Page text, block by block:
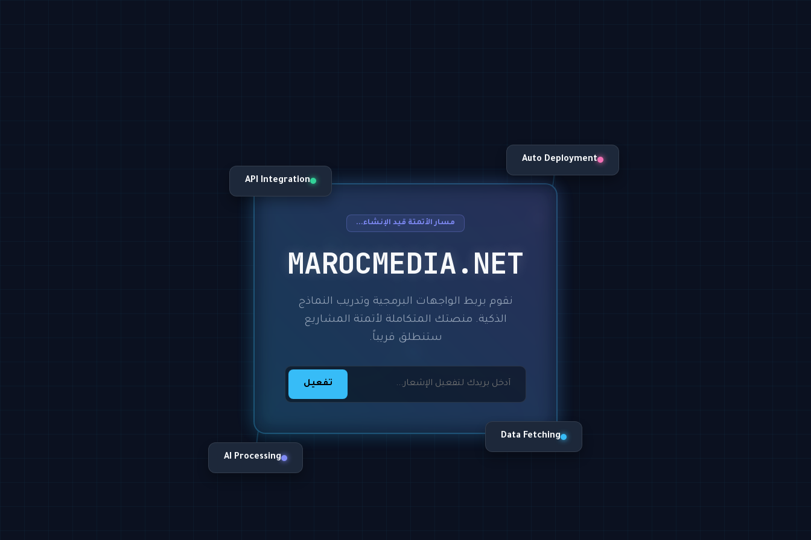
مسار الأتمتة قيد الإنشاء...
MAROCMEDIA.NET
نقوم بربط الواجهات البرمجية وتدريب النماذج
الذكية. منصتك المتكاملة لأتمتة المشاريع
ستنطلق قريباً.
تفعيل
Data Fetching
AI Processing
API Integration
Auto Deployment